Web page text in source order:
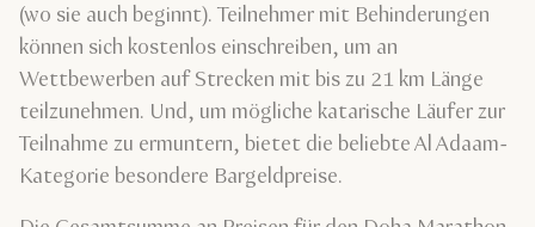
(wo sie auch beginnt). Teilnehmer mit Behinderungen
können sich kostenlos einschreiben, um an
Wettbewerben auf Strecken mit bis zu 21 km Länge
teilzunehmen. Und, um mögliche katarische Läufer zur
Teilnahme zu ermuntern, bietet die beliebte Al Adaam-
Kategorie besondere Bargeldpreise.